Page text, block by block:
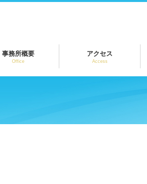
事務所概要
Office
アクセス
Access